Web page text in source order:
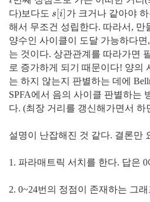
다)보다도 s [i]
s[ i] 가 크거나 같아야
해서 무조건 성립한다. 따라서, 만
양수인 사이클이 도달 가능하다
는 것이다. 상관관계를 따라가면
로 증가하게 되기 때문이다! 양의
는 하지 않는지 판별하는 데에
SPFA에서 음의 사이클 판별하는
다. (최장 거리를 갱신해가면서 하
설명이 난잡해진 것 같다. 결론만
1. 파라매트릭 서치를 한다. 답은
2. 0~24번의 정점이 존재하는 그